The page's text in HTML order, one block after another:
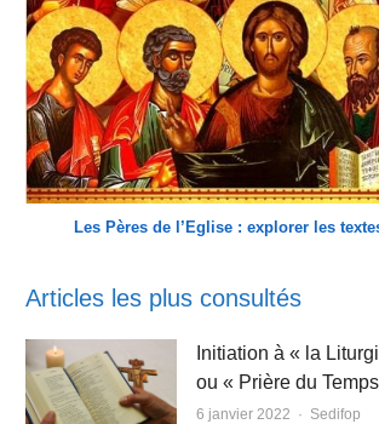
Les Pères de l’Eglise : explorer les
Articles les plus consultés
Initiation à « la
ou « Prière du
6 janvier 2022 Author
Sedifop